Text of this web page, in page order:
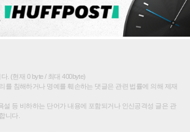
. (현재 0 byte / 최대 400byte)
를 침해하거나 명예를 훼손하는 댓글은 관련 법률에 의해 제재
설 등 비하하는 단어가 내용에 포함되거나 인신공격성 글은 관
니다.